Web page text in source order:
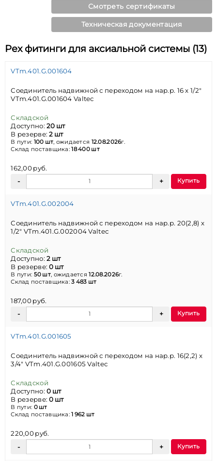
Смотреть сертификаты
Техническая документация
Pex фитинги для аксиальной системы (13)
VTm.401.G.001604
Соединитель надвижной с переходом на нар.р. 16 х 1/2"
VTm.401.G.001604 Valtec
Складской
Доступно:20 шт
В резерве:2 шт
В пути: 100 шт, ожидается 12.08.2026г.
Склад поставщика:18 400 шт
162,00 руб.
Купить
VTm.401.G.002004
Соединитель надвижной с переходом на нар.р. 20(2,8) х
1/2" VTm.401.G.002004 Valtec
Складской
Доступно:2 шт
В резерве:0 шт
В пути: 50 шт, ожидается12.08.2026г.
Склад поставщика:3 483 шт
187,00 руб.
Купить
VTm.401.G.001605
Соединитель надвижной с переходом на нар.р. 16(2,2) х
3/4" VTm.401.G.001605 Valtec
Складской
Доступно:0 шт
В резерве:0 шт
В пути: 0 шт
Склад поставщика:1 962 шт
220,00 руб.
Купить